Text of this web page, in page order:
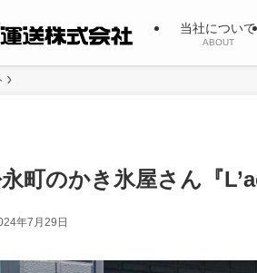
当社について
ABOUT
町のかき氷屋さん『
年7月29日